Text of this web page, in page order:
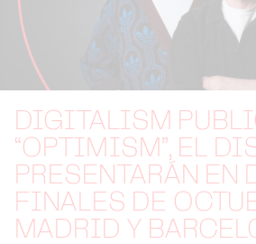
DIGITALISM
“OPTIMISM”, EL
PRESENTARÁN EN
FINALES DE
MADRID Y